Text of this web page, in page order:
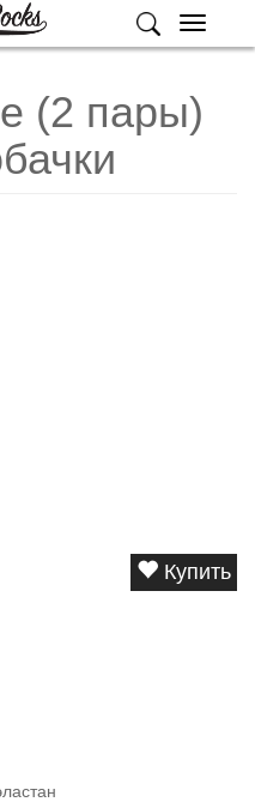
Меню
(2 пары)
Купить